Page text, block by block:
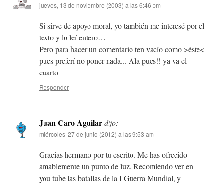
jueves, 13 de noviembre (2003) a las 6:46 pm
Si sirve de apoyo moral, yo también me interesé por el
texto y lo leí entero…
Pero para hacer un comentario ten vacío como >éste<
pues preferí no poner nada... Ala pues!! ya va el
cuarto
Responder
Juan Caro Aguilardijo:
miércoles, 27 de junio (2012) a las 9:53 am
Gracias hermano por tu escrito. Me has ofrecido
amablemente un punto de luz. Recomiendo ver en
you tube las batallas de la I Guerra Mundial, y